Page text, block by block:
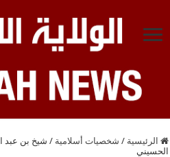
الرئيسية / شخصيات أسلامية / شيخ بن عبد
الحسيني